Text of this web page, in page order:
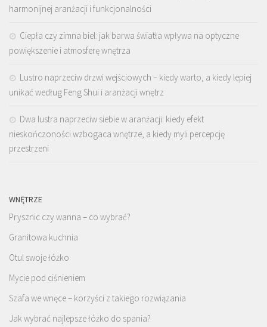
harmonijnej aranżacji i funkcjonalności
Ciepła czy zimna biel: jak barwa światła wpływa na optyczne
powiększenie i atmosferę wnętrza
Lustro naprzeciw drzwi wejściowych – kiedy warto, a kiedy lepiej
unikać według Feng Shui i aranżacji wnętrz
Dwa lustra naprzeciw siebie w aranżacji: kiedy efekt
nieskończoności wzbogaca wnętrze, a kiedy myli percepcję
przestrzeni
WNĘTRZE
Prysznic czy wanna – co wybrać?
Granitowa kuchnia
Otul swoje łóżko
Mycie pod ciśnieniem
Szafa we wnęce – korzyści z takiego rozwiązania
Jak wybrać najlepsze łóżko do spania?